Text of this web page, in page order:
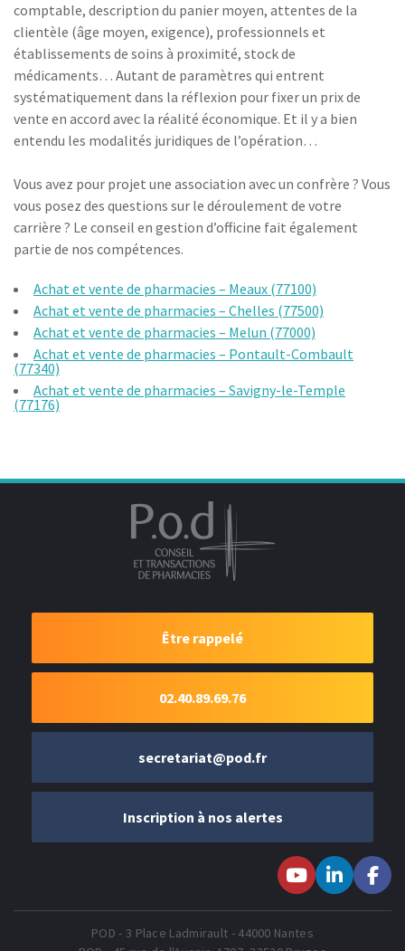
comptable, description du panier moyen, attentes de la
clientèle (âge moyen, exigence), professionnels et
établissements de soins à proximité, stock de
médicaments… Autant de paramètres qui entrent
systématiquement dans la réflexion pour fixer un prix de
vente en accord avec la réalité économique. Et il y a bien
entendu les modalités juridiques de l’opération…
Vous avez pour projet une association avec un confrère ? Vous
vous posez des questions sur le déroulement de votre
carrière ? Le conseil en gestion d’officine fait également
partie de nos compétences.
Achat et vente de pharmacies – Meaux (77100)
Achat et vente de pharmacies – Chelles (77500)
Achat et vente de pharmacies – Melun (77000)
Achat et vente de pharmacies – Pontault-Combault
(77340)
Achat et vente de pharmacies – Savigny-le-Temple
(77176)
Être rappelé
02.40.89.69.76
secretariat@pod.fr
Inscription à nos alertes
Youtubesur LinkedIn
nous sur
POD - 3 Place Ladmirault - 44000 Nantes